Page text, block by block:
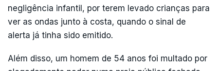
negligência infantil, por terem levado crianças para
ver as ondas junto à costa, quando o sinal de
alerta já tinha sido emitido.
Além disso, um homem de 54 anos foi multado por